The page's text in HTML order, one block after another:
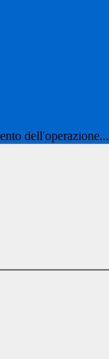
dell'operazione...